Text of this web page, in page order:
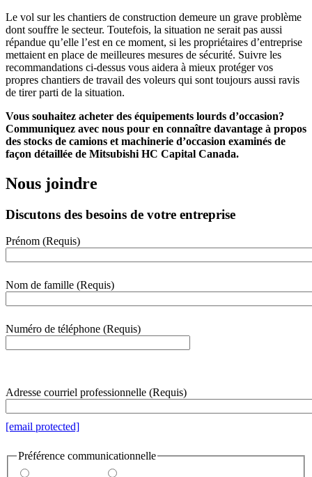
Le vol sur les chantiers de construction demeure un grave problème
dont souffre le secteur. Toutefois, la situation ne serait pas aussi
répandue qu’elle l’est en ce moment, si les propriétaires d’entreprise
mettaient en place de meilleures mesures de sécurité. Suivre les
recommandations ci-dessus vous aidera à mieux protéger vos
propres chantiers de travail des voleurs qui sont toujours aussi ravis
de tirer parti de la situation.
Vous souhaitez acheter des équipements lourds d’occasion?
Communiquez avec nous pour en connaître davantage à propos
des stocks de camions et machinerie d’occasion examinés de
façon détaillée de Mitsubishi HC Capital Canada.
Nous joindre
Discutons des besoins de votre entreprise
webform
section
Prénom (Requis)
Nom de famille (Requis)
Numéro de téléphone (Requis)
Adresse courriel professionnelle (Requis)
[email protected]
Préférence communicationnelle